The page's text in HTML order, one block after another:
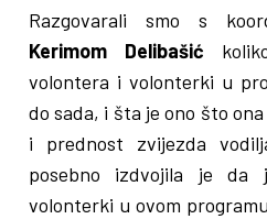
Razgovarali smo s
Kerimom Delibašić
volontera i volonterki u
do sada, i šta je ono što
i prednost zvijezda
posebno izdvojila je
volonterki u ovom